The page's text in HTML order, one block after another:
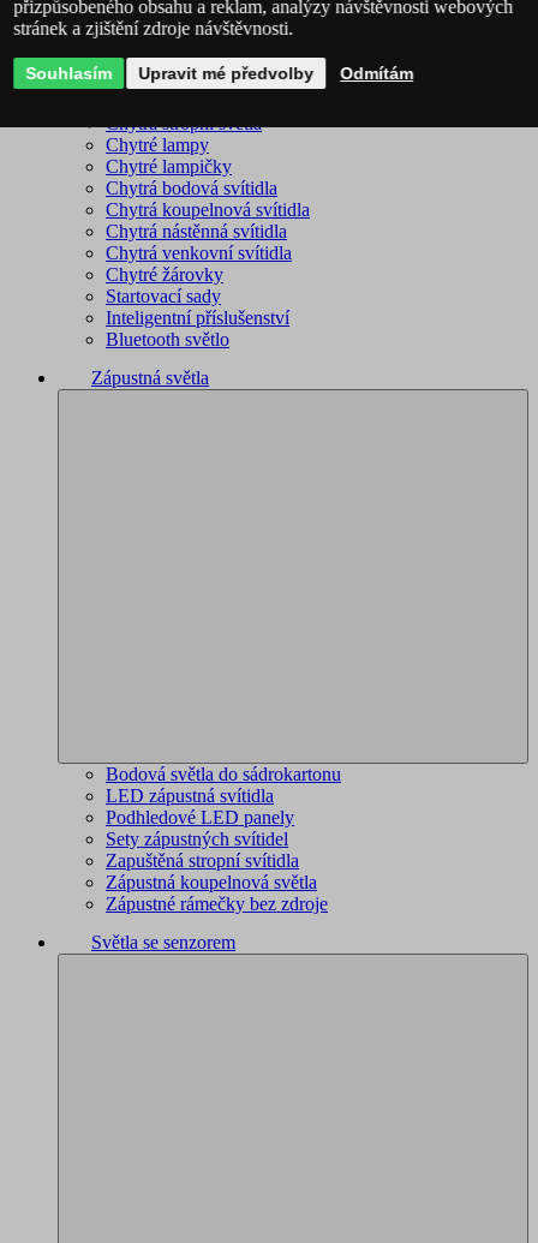
Philips Hue – kompletní sortiment
Immax NEO - kompletní sortiment
WiZ – kompletní sortiment
Chytrá stropní světla
Chytré lampy
Chytré lampičky
Chytrá bodová svítidla
Chytrá koupelnová svítidla
Chytrá nástěnná svítidla
Chytrá venkovní svítidla
Chytré žárovky
Startovací sady
Inteligentní příslušenství
Bluetooth světlo
Zápustná světla
Bodová světla do sádrokartonu
LED zápustná svítidla
Podhledové LED panely
Sety zápustných svítidel
Zapuštěná stropní svítidla
Zápustná koupelnová světla
Zápustné rámečky bez zdroje
Světla se senzorem
přizpůsobeného obsahu a reklam, analýzy návštěvnosti webových
stránek a zjištění zdroje návštěvnosti.
Souhlasím Upravit mé předvolby Odmítám